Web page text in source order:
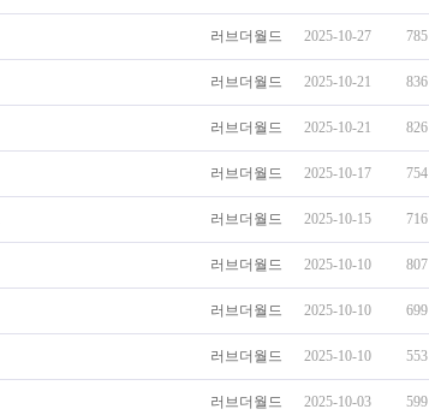
러브더월드 2025-10-27 785
러브더월드 2025-10-21 836
러브더월드 2025-10-21 826
러브더월드 2025-10-17 754
러브더월드 2025-10-15 716
러브더월드 2025-10-10 807
러브더월드 2025-10-10 699
러브더월드 2025-10-10 553
러브더월드 2025-10-03 599